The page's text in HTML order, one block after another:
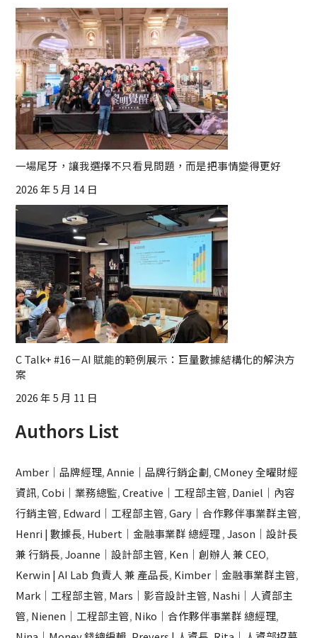
一場尾牙，讓我選擇不只看見問題，而是把事情變得更好
2026 年 5 月 14 日
C Talk+ #16－AI 賦能的範例展示：巨量數據結構化的解決方
案
2026 年 5 月 11 日
Authors List
Amber｜品牌經理,Annie｜品牌行銷企劃,CMoney 全曜財經
資訊,Cobi｜業務總監,Creative｜工程部主管, Daniel｜內容
行銷主管, Edward｜工程部主管,Gary｜合作夥伴事業群主管,
Henri | 數據長, Hubert｜金融事業群 總經理,Jason｜設計長
兼 行銷長,Joanne｜設計部主管, Ken｜創辦人 兼 CEO,
Kerwin | AI Lab 負責人 兼 產品長, Kimber｜金融事業群主管,
Mark｜工程部主管, Mars｜影音設計主管, Nashi｜人資部主
管, Nienen｜工程部主管, Niko｜合作夥伴事業群 總經理,